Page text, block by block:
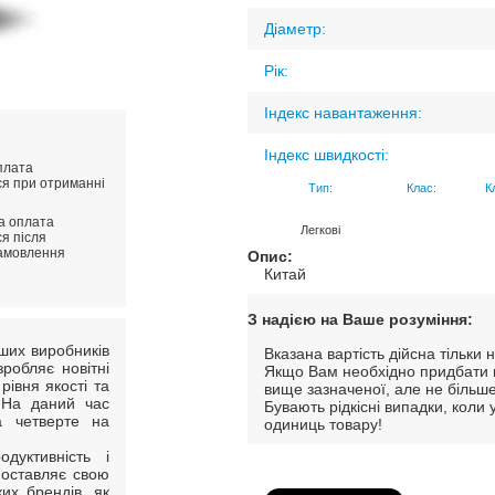
при отриманні
оплата
після
виробників
новітні
якості та
На даний час
четверте на
і
свою
Діаметр:
Рік:
Індекс навантаження:
Індекс швидкості:
Тип:
Легкові
Клас:
Опис:
Китай
З надією на Ваше розуміння:
Вказана вартість дійсна
Якщо Вам необхідно придбати
вище зазначеної, але не
Бувають рідкісні випадки,
одиниць товару!